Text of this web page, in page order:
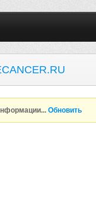
Обновить